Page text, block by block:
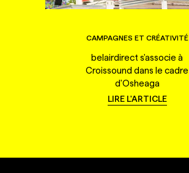
CAMPAGNES ET CRÉATIVITÉ
belairdirect s'associe à
Croissound dans le cadre
d'Osheaga
LIRE L'ARTICLE